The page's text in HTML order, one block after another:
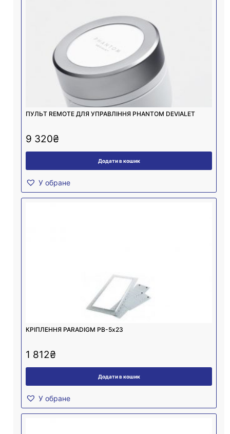
ПУЛЬТ REMOTE ДЛЯ УПРАВЛІННЯ PHANTOM DEVIALET
9 320₴
Додати в кошик
У обране
КРІПЛЕННЯ PARADIGM PB-5х23
1 812₴
Додати в кошик
У обране